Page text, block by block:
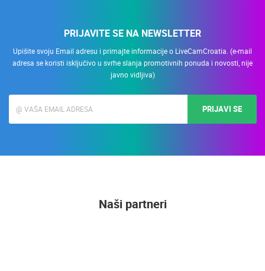
PRIJAVITE SE NA NEWSLETTER
Upišite svoju Email adresu i primajte informacije o LiveCamCroatia. (e-mail
adresa se koristi isključivo u svrhe slanja promotivnih ponuda i novosti, nije
javno vidljiva)
PRIJAVI SE
Naši partneri